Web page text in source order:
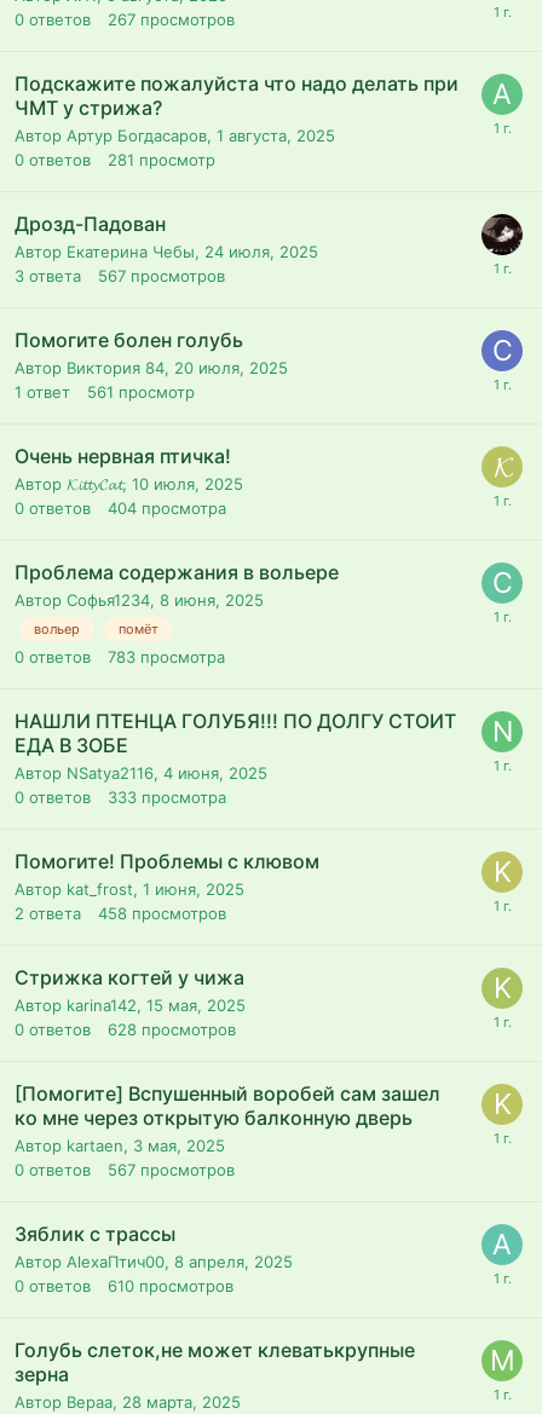
0 ответов 267 просмотров
Подскажите пожалуйста что надо делать при
ЧМТ у стрижа?
Автор Артур Богдасаров, 1 августа, 2025
0 ответов 281 просмотр
Дрозд-Падован
Автор Екатерина Чебы, 24 июля, 2025
3 ответа 567 просмотров
Помогите болен голубь
Автор Виктория 84, 20 июля, 2025
1 ответ 561 просмотр
Очень нервная птичка!
Автор 𝓚𝓲𝓽𝓽𝔂𝓒𝓪𝓽, 10 июля, 2025
0 ответов 404 просмотра
Проблема содержания в вольере
Автор Софья1234, 8 июня, 2025
вольер помёт
0 ответов 783 просмотра
НАШЛИ ПТЕНЦА ГОЛУБЯ!!! ПО ДОЛГУ СТОИТ
ЕДА В ЗОБЕ
Автор NSatya2116, 4 июня, 2025
0 ответов 333 просмотра
Помогите! Проблемы с клювом
Автор kat_frost, 1 июня, 2025
2 ответа 458 просмотров
Стрижка когтей у чижа
Автор karina142, 15 мая, 2025
0 ответов 628 просмотров
[Помогите] Вспушенный воробей сам зашел
ко мне через открытую балконную дверь
Автор kartaen, 3 мая, 2025
0 ответов 567 просмотров
Зяблик с трассы
Автор AlexaПтич00, 8 апреля, 2025
0 ответов 610 просмотров
Голубь слеток,не может клеватькрупные
зерна
Автор Вераа, 28 марта, 2025